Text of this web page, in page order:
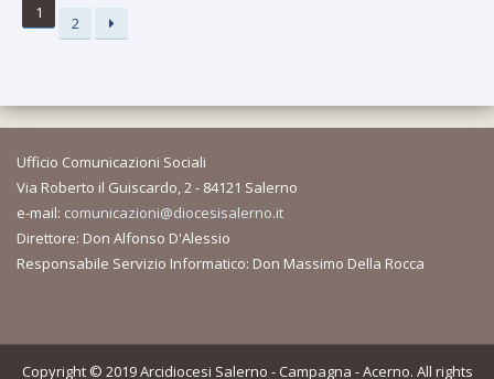
1
2
Ufficio Comunicazioni Sociali
Via Roberto il Guiscardo, 2 - 84121 Salerno
e-mail: comunicazioni@diocesisalerno.it
Direttore: Don Alfonso D'Alessio
Responsabile Servizio Informatico: Don Massimo Della Rocca
Copyright © 2019 Arcidiocesi Salerno - Campagna - Acerno. All rights